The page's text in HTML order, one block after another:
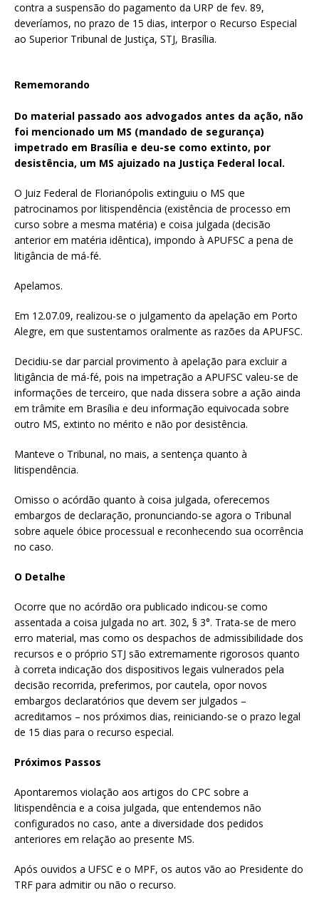
contra a suspensão do pagamento da URP de fev. 89,
deveríamos, no prazo de 15 dias, interpor o Recurso Especial
ao Superior Tribunal de Justiça, STJ, Brasília.
Rememorando
Do material passado aos advogados antes da ação, não
foi mencionado um MS (mandado de segurança)
impetrado em Brasília e deu-se como extinto, por
desistência, um MS ajuizado na Justiça Federal local.
O Juiz Federal de Florianópolis extinguiu o MS que
patrocinamos por litispendência (existência de processo em
curso sobre a mesma matéria) e coisa julgada (decisão
anterior em matéria idêntica), impondo à APUFSC a pena de
litigância de má-fé.
Apelamos.
Em 12.07.09, realizou-se o julgamento da apelação em Porto
Alegre, em que sustentamos oralmente as razões da APUFSC.
Decidiu-se dar parcial provimento à apelação para excluir a
litigância de má-fé, pois na impetração a APUFSC valeu-se de
informações de terceiro, que nada dissera sobre a ação ainda
em trâmite em Brasília e deu informação equivocada sobre
outro MS, extinto no mérito e não por desistência.
Manteve o Tribunal, no mais, a sentença quanto à
litispendência.
Omisso o acórdão quanto à coisa julgada, oferecemos
embargos de declaração, pronunciando-se agora o Tribunal
sobre aquele óbice processual e reconhecendo sua ocorrência
no caso.
O Detalhe
Ocorre que no acórdão ora publicado indicou-se como
assentada a coisa julgada no art. 302, § 3°. Trata-se de mero
erro material, mas como os despachos de admissibilidade dos
recursos e o próprio STJ são extremamente rigorosos quanto
à correta indicação dos dispositivos legais vulnerados pela
decisão recorrida, preferimos, por cautela, opor novos
embargos declaratórios que devem ser julgados –
acreditamos – nos próximos dias, reiniciando-se o prazo legal
de 15 dias para o recurso especial.
Próximos Passos
Apontaremos violação aos artigos do CPC sobre a
litispendência e a coisa julgada, que entendemos não
configurados no caso, ante a diversidade dos pedidos
anteriores em relação ao presente MS.
Após ouvidos a UFSC e o MPF, os autos vão ao Presidente do
TRF para admitir ou não o recurso.